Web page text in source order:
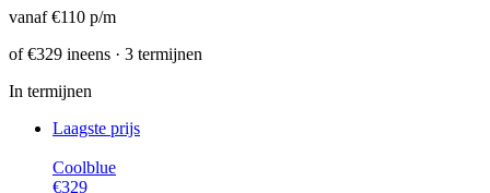
vanaf€110 p/m
of€329 ineens · 3 termijnen
In termijnen
Laagste prijs
Coolblue
€329